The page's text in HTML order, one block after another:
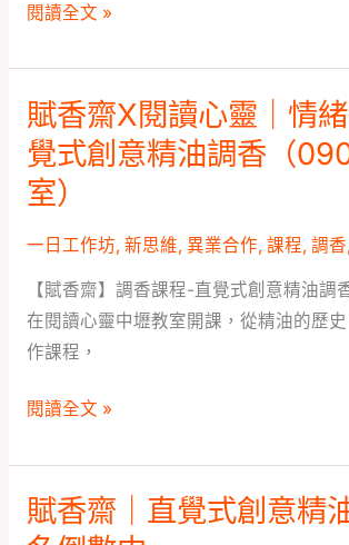
我
的
堅
持，
也
是
的
信
念
閱讀全文 »
賦香齋X閱讀心靈｜情
覺式創意精油調香（
室）
一日工作坊, 新思維, 異業合作, 課程, 調香,
【賦香齋】調香課程-直覺式創意精油調
在閱讀心靈中壢教室開課，從精油的歷
作課程，
賦
香
齋
X
心
靈
｜
緒
直
閱讀全文 »
賦香齋｜直覺式創意精
賦
香